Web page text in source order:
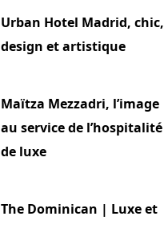
Urban Hotel Madrid, chic,
design et artistique
Maïtza Mezzadri, l’image
au service de l’hospitalité
de luxe
The Dominican | Luxe et